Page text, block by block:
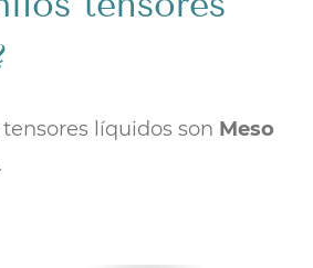
líquidos son Meso
.